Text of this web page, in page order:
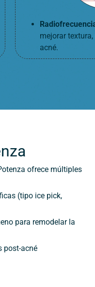
mejorar
acné.
ofrece múltiples
(tipo ice pick,
para remodelar la
post-acné